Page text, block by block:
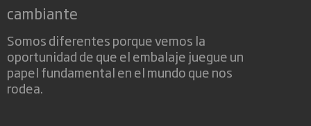
cambiante
Somos diferentes porque vemos la
oportunidad de que el embalaje juegue un
papel fundamental en el mundo que nos
rodea.